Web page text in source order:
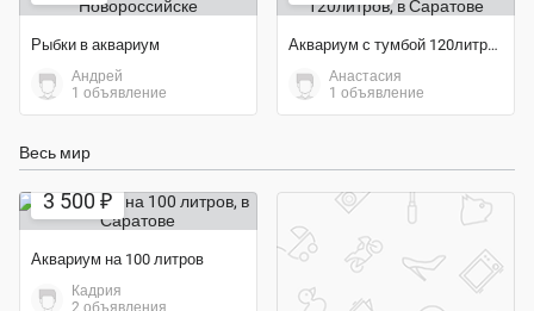
Рыбки в аквариум
Андрей
1 объявление
Аквариум с тумбой 120литров
Анастасия
1 объявление
Весь мир
Экономия 50%
3 500 ₽
Аквариум на 100 литров
Кадрия